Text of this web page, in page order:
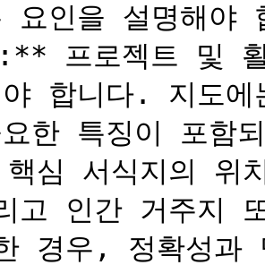
요인을 설명해야
프로젝트 및 활
합니다. 지도
한 특징이 포함
심 서식지의 위
고 인간 거주지
경우, 정확성과